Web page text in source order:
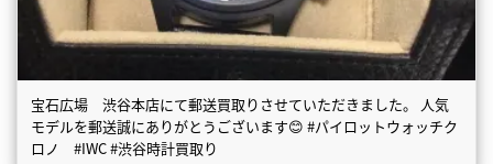
宝石広場 渋谷本店にて郵送買取りさせていただきました。 人気
モデルを郵送誠にありがとうございます😊 #パイロットウォッチク
ロノ #IWC #渋谷時計買取り